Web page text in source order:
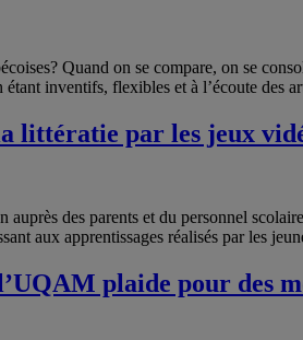
Quand on se compare, on se
inventifs, flexibles et à l’écoute des
littératie par les jeux
des parents et du personnel
aux apprentissages réalisés par les
plaide pour des